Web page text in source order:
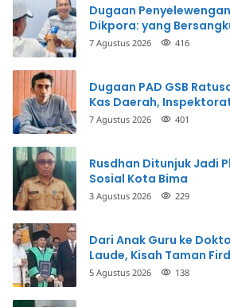
Dugaan Penyelewengan
Dikpora: yang
Perbuatannya dan Siap
7 Agustus 2026 416
Dugaan PAD GSB
Kas Daerah,
Terkait
7 Agustus 2026 401
Rusdhan Ditunjuk Jadi
Sosial Kota Bima
3 Agustus 2026 229
Dari Anak Guru ke
Laude, Kisah Taman
5 Agustus 2026 138